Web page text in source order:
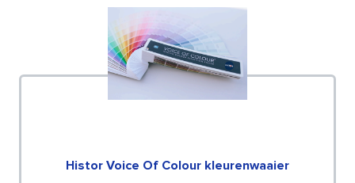
Histor Voice Of Colour kleurenwaaier